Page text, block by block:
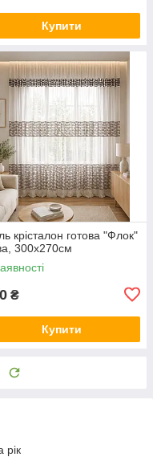
Купити
крісталон готова "Флок"
300х270см
₴
Купити
рік